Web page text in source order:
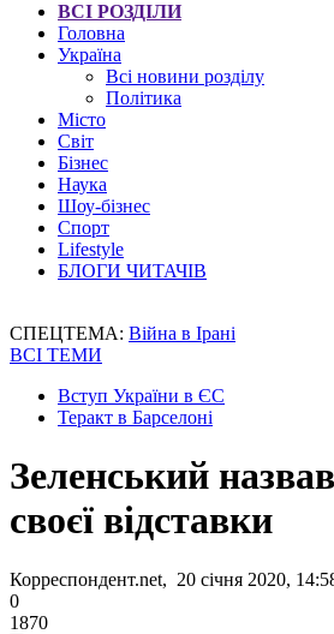
ВСІ РОЗДІЛИ
Головна
Україна
Всі новини розділу
Політика
Місто
Світ
Бізнес
Наука
Шоу-бізнес
Спорт
Lifestyle
БЛОГИ ЧИТАЧІВ
СПЕЦТЕМА: Війна в Ірані
ВСІ ТЕМИ
Вступ України в ЄС
Теракт в Барселоні
Зеленський
своєї відставки
Корреспондент.net, 20 січня 2020,
0
1870